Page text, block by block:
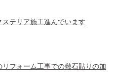
テリア施工進んでいます
リフォーム工事での敷石貼りの加